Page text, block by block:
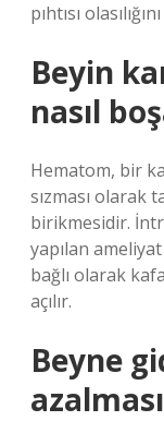
pıhtısı
Beyin
nasıl
Hematom, bir
sızması olarak
birikmesidir.
yapılan
bağlı olarak
açılır.
Beyne